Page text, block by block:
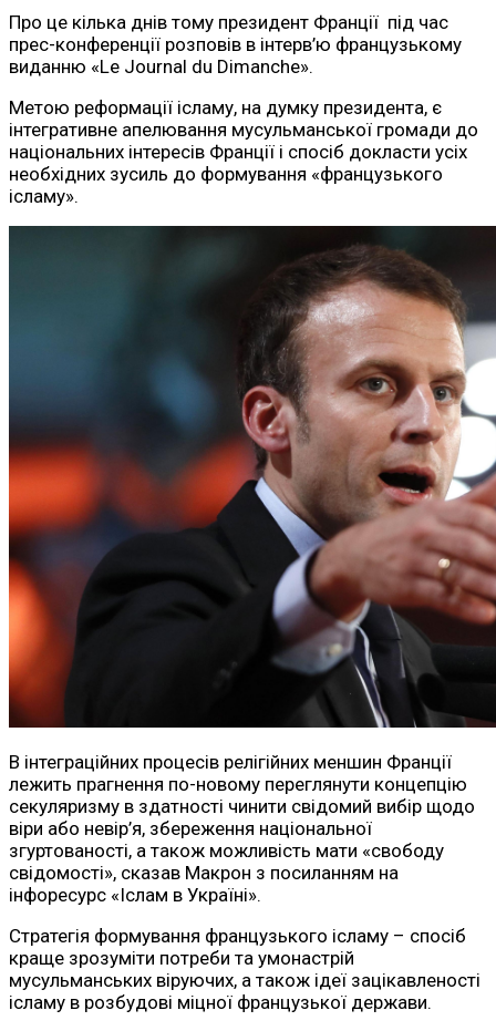
Про це кілька днів тому президент Франції під час
прес-конференції розповів в інтерв’ю французькому
виданню «Le Journal du Dimanche».
Метою реформації ісламу, на думку президента, є
інтегративне апелювання мусульманської громади до
національних інтересів Франції і спосіб докласти усіх
необхідних зусиль до формування «французького
ісламу».
В інтеграційних процесів релігійних меншин Франції
лежить прагнення по-новому переглянути концепцію
секуляризму в здатності чинити свідомий вибір щодо
віри або невір’я, збереження національної
згуртованості, а також можливість мати «свободу
свідомості», сказав Макрон з посиланням на
інфоресурс «Іслам в Україні».
Стратегія формування французького ісламу – спосіб
краще зрозуміти потреби та умонастрій
мусульманських віруючих, а також ідеї зацікавленості
ісламу в розбудові міцної французької держави.